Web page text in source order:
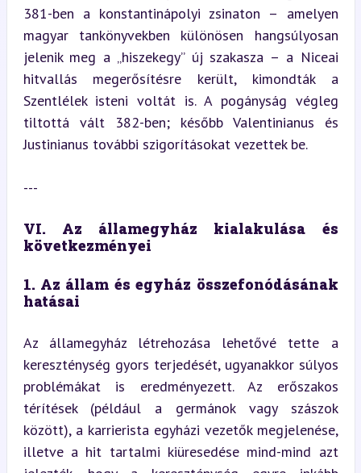
381-ben a konstantinápolyi zsinaton – amelyen
magyar tankönyvekben különösen hangsúlyosan
jelenik meg a „hiszekegy” új szakasza – a Niceai
hitvallás megerősítésre került, kimondták a
Szentlélek isteni voltát is. A pogányság végleg
tiltottá vált 382-ben; később Valentinianus és
Justinianus további szigorításokat vezettek be.
---
VI. Az államegyház kialakulása és
következményei
1. Az állam és egyház összefonódásának
hatásai
Az államegyház létrehozása lehetővé tette a
kereszténység gyors terjedését, ugyanakkor súlyos
problémákat is eredményezett. Az erőszakos
térítések (például a germánok vagy szászok
között), a karrierista egyházi vezetők megjelenése,
illetve a hit tartalmi kiüresedése mind-mind azt